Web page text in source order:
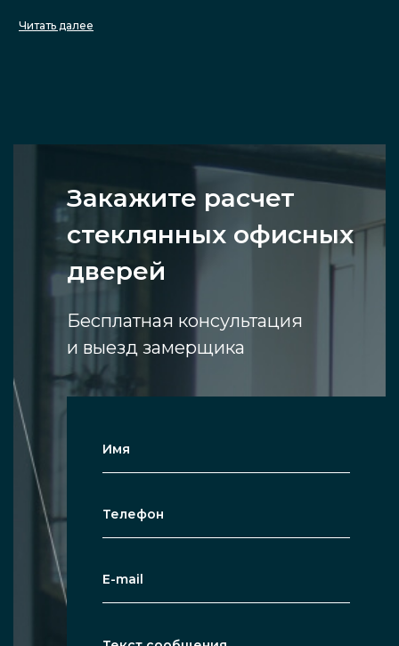
Читать далее
Внутри офисных помещений с такими
дверьми будет визуально светлее и
просторнее из-за прозрачности стекла.
Двери, выполненные из стеклянных
являются устойчивыми к физической
нагрузке и перепадам температур в
рамках офиса.
подходят к нейтральному стилю.
Уточнить цены и сроки монтажа двери из
Закажите расчет
стеклянных офисных
дверей
Бесплатная консультация
и выезд замерщика